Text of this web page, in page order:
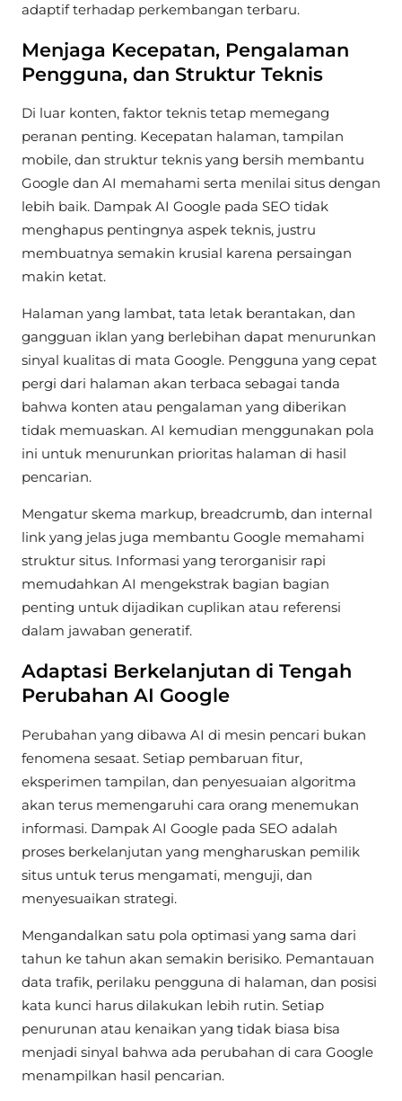
adaptif terhadap perkembangan terbaru.
Menjaga Kecepatan, Pengalaman
Pengguna, dan Struktur Teknis
Di luar konten, faktor teknis tetap memegang
peranan penting. Kecepatan halaman, tampilan
mobile, dan struktur teknis yang bersih membantu
Google dan AI memahami serta menilai situs dengan
lebih baik. Dampak AI Google pada SEO tidak
menghapus pentingnya aspek teknis, justru
membuatnya semakin krusial karena persaingan
makin ketat.
Halaman yang lambat, tata letak berantakan, dan
gangguan iklan yang berlebihan dapat menurunkan
sinyal kualitas di mata Google. Pengguna yang cepat
pergi dari halaman akan terbaca sebagai tanda
bahwa konten atau pengalaman yang diberikan
tidak memuaskan. AI kemudian menggunakan pola
ini untuk menurunkan prioritas halaman di hasil
pencarian.
Mengatur skema markup, breadcrumb, dan internal
link yang jelas juga membantu Google memahami
struktur situs. Informasi yang terorganisir rapi
memudahkan AI mengekstrak bagian bagian
penting untuk dijadikan cuplikan atau referensi
dalam jawaban generatif.
Adaptasi Berkelanjutan di Tengah
Perubahan AI Google
Perubahan yang dibawa AI di mesin pencari bukan
fenomena sesaat. Setiap pembaruan fitur,
eksperimen tampilan, dan penyesuaian algoritma
akan terus memengaruhi cara orang menemukan
informasi. Dampak AI Google pada SEO adalah
proses berkelanjutan yang mengharuskan pemilik
situs untuk terus mengamati, menguji, dan
menyesuaikan strategi.
Mengandalkan satu pola optimasi yang sama dari
tahun ke tahun akan semakin berisiko. Pemantauan
data trafik, perilaku pengguna di halaman, dan posisi
kata kunci harus dilakukan lebih rutin. Setiap
penurunan atau kenaikan yang tidak biasa bisa
menjadi sinyal bahwa ada perubahan di cara Google
menampilkan hasil pencarian.